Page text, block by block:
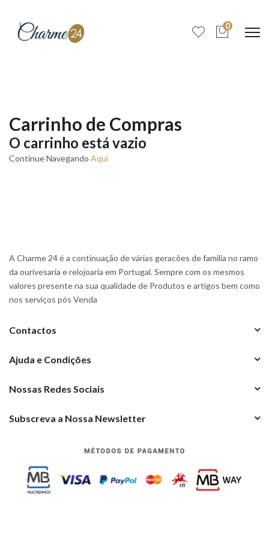
0
Carrinho de Compras
O carrinho está vazio
Continue Navegando Aqui
A Charme 24 é a continuação de várias geracões de familia no ramo
da ourivesaria e relojoaria em Portugal. Sempre com os mesmos
valores presente na sua qualidade de Produtos e artigos bem como
nos serviços pós Venda
Contactos
Ajuda e Condições
Nossas Redes Sociais
Subscreva a Nossa Newsletter